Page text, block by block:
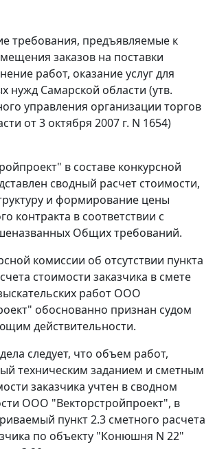
требования, предъявляемые к
заказов на поставки
работ, оказание услуг для
нужд Самарской области (утв.
управления организации торгов
от 3 октября 2007 г. N 1654)
в составе конкурсной
сводный расчет стоимости,
и формирование цены
контракта в соответствии с
Общих требований.
комиссии об отсутствии пункта
стоимости заказчика в смете
работ ООО
обоснованно признан судом
действительности.
следует, что объем работ,
техническим заданием и сметным
заказчика учтен в сводном
ООО "Векторстройпроект", в
пункт 2.3 сметного расчета
по объекту "Конюшня N 22"